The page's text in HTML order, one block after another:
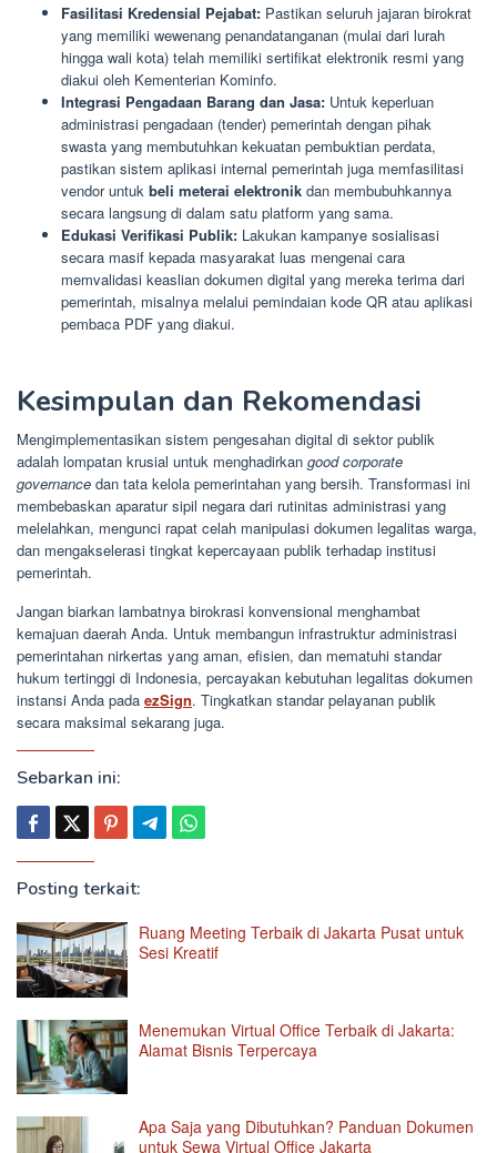
Fasilitasi Kredensial Pejabat: Pastikan seluruh jajaran birokrat
yang memiliki wewenang penandatanganan (mulai dari lurah
hingga wali kota) telah memiliki sertifikat elektronik resmi yang
diakui oleh Kementerian Kominfo.
Integrasi Pengadaan Barang dan Jasa: Untuk keperluan
administrasi pengadaan (tender) pemerintah dengan pihak
swasta yang membutuhkan kekuatan pembuktian perdata,
pastikan sistem aplikasi internal pemerintah juga memfasilitasi
vendor untuk beli meterai elektronik dan membubuhkannya
secara langsung di dalam satu platform yang sama.
Edukasi Verifikasi Publik: Lakukan kampanye sosialisasi
secara masif kepada masyarakat luas mengenai cara
memvalidasi keaslian dokumen digital yang mereka terima dari
pemerintah, misalnya melalui pemindaian kode QR atau aplikasi
pembaca PDF yang diakui.
Kesimpulan dan Rekomendasi
Mengimplementasikan sistem pengesahan digital di sektor publik
adalah lompatan krusial untuk menghadirkan good corporate
governance dan tata kelola pemerintahan yang bersih. Transformasi ini
membebaskan aparatur sipil negara dari rutinitas administrasi yang
melelahkan, mengunci rapat celah manipulasi dokumen legalitas warga,
dan mengakselerasi tingkat kepercayaan publik terhadap institusi
pemerintah.
Jangan biarkan lambatnya birokrasi konvensional menghambat
kemajuan daerah Anda. Untuk membangun infrastruktur administrasi
pemerintahan nirkertas yang aman, efisien, dan mematuhi standar
hukum tertinggi di Indonesia, percayakan kebutuhan legalitas dokumen
instansi Anda pada ezSign. Tingkatkan standar pelayanan publik
secara maksimal sekarang juga.
Sebarkan ini:
Posting terkait:
Ruang Meeting Terbaik di Jakarta Pusat untuk
Sesi Kreatif
Menemukan Virtual Office Terbaik di Jakarta:
Alamat Bisnis Terpercaya
Apa Saja yang Dibutuhkan? Panduan Dokumen
untuk Sewa Virtual Office Jakarta